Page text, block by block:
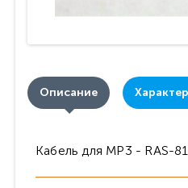
Описание
Кабель для MP3 - RAS-